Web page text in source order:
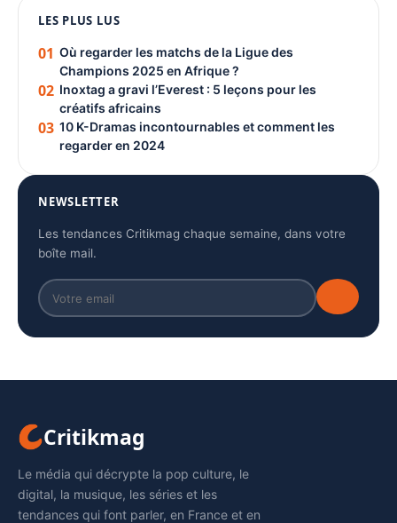
PUBLICITÉ
LES PLUS LUS
01 Où regarder les matchs de la Ligue des
Champions 2025 en Afrique ?
02 Inoxtag a gravi l’Everest : 5 leçons pour les
créatifs africains
03 10 K-Dramas incontournables et comment les
regarder en 2024
NEWSLETTER
Les tendances Critikmag chaque semaine, dans votre
boîte mail.
Critikmag
Le média qui décrypte la pop culture, le
digital, la musique, les séries et les
tendances qui font parler, en France et en